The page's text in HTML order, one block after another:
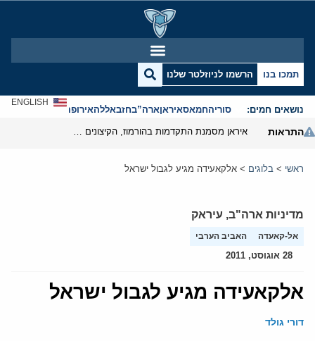
תמכו בנו הרשמו לניוזלטר שלנו
נושאים חמים: סוריהחמאסאיראןארה”בחזבאללהאירופהאנטישמיות
ENGLISH
התראות
ראשי > בלוגים > אלקאעידה מגיע לגבול ישראל
מדיניות ארה"ב, עיראק
אל-קאעדה האביב הערבי
28 אוגוסט, 2011
אלקאעידה מגיע לגבול ישראל
דורי גולד